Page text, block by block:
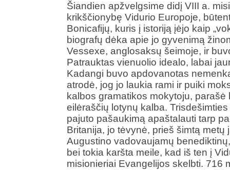
Šiandien apžvelgsime didį VIII a.
krikščionybę Vidurio Europoje,
Bonicafijų, kuris į istoriją įėjo kaip
biografų dėka apie jo gyvenimą
Vessexe, anglosaksų šeimoje, ir
Patrauktas vienuolio idealo, labai
Kadangi buvo apdovanotas
atrodė, jog jo laukia rami ir puiki
kalbos gramatikos mokytoju,
eilėraščių lotynų kalba.
pajuto pašaukimą apaštalauti tarp
Britanija, jo tėvynė, prieš šimtą
Augustino vadovaujamų
bei tokia karšta meile, kad iš ten į
misionieriai Evangelijos skelbti. 716